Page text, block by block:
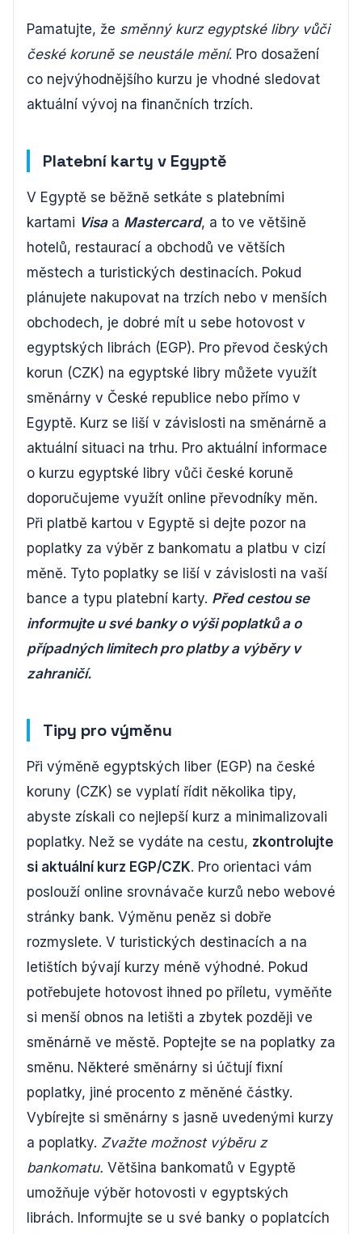
Pamatujte, že směnný kurz egyptské libry vůči
české koruně se neustále mění. Pro dosažení
co nejvýhodnějšího kurzu je vhodné sledovat
aktuální vývoj na finančních trzích.
Platební karty v Egyptě
V Egyptě se běžně setkáte s platebními
kartami Visaa Mastercard, a to ve většině
hotelů, restaurací a obchodů ve větších
městech a turistických destinacích. Pokud
plánujete nakupovat na trzích nebo v menších
obchodech, je dobré mít u sebe hotovost v
egyptských librách (EGP). Pro převod českých
korun (CZK) na egyptské libry můžete využít
směnárny v České republice nebo přímo v
Egyptě. Kurz se liší v závislosti na směnárně a
aktuální situaci na trhu. Pro aktuální informace
o kurzu egyptské libry vůči české koruně
doporučujeme využít online převodníky měn.
Při platbě kartou v Egyptě si dejte pozor na
poplatky za výběr z bankomatu a platbu v cizí
měně. Tyto poplatky se liší v závislosti na vaší
bance a typu platební karty. Před cestou se
informujte u své banky o výši poplatků a o
případných limitech pro platby a výběry v
zahraničí.
Tipy pro výměnu
Při výměně egyptských liber (EGP) na české
koruny (CZK) se vyplatí řídit několika tipy,
abyste získali co nejlepší kurz a minimalizovali
poplatky. Než se vydáte na cestu, zkontrolujte
si aktuální kurz EGP/CZK. Pro orientaci vám
poslouží online srovnávače kurzů nebo webové
stránky bank. Výměnu peněz si dobře
rozmyslete. V turistických destinacích a na
letištích bývají kurzy méně výhodné. Pokud
potřebujete hotovost ihned po příletu, vyměňte
si menší obnos na letišti a zbytek později ve
směnárně ve městě. Poptejte se na poplatky za
směnu. Některé směnárny si účtují fixní
poplatky, jiné procento z měněné částky.
Vybírejte si směnárny s jasně uvedenými kurzy
a poplatky. Zvažte možnost výběru z
bankomatu. Většina bankomatů v Egyptě
umožňuje výběr hotovosti v egyptských
librách. Informujte se u své banky o poplatcích